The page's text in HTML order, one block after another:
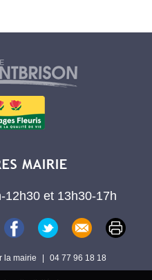
12h30 et 13h30-17h
la mairie | 04 77 96 18 18